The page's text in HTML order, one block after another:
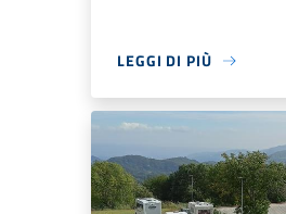
LEGGI DI PIÙ